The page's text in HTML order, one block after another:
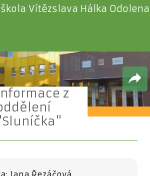
Vítězslava Hálka Odolena
z